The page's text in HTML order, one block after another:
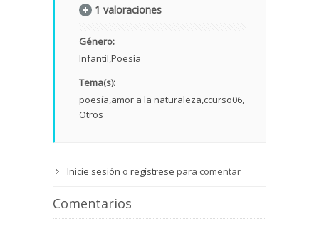
1 valoraciones
Género:
Infantil Poesía
Tema(s):
poesía amor a la naturaleza ccurso06
Otros
Inicie sesión o regístrese para comentar
Comentarios